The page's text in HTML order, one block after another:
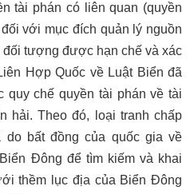
tài phán có liên quan (quyền
với mục đích quản lý nguồn
đối tượng được hạn chế và xác
Hợp Quốc về Luật Biển đã
quy chế quyền tài phán về tài
hải. Theo đó, loại tranh chấp
bất đồng của quốc gia về
Đông để tìm kiếm và khai
thềm lục địa của Biển Đông